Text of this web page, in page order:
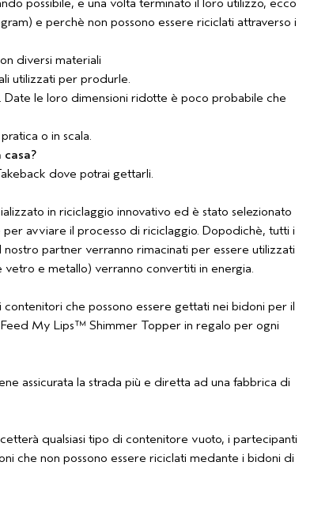
possibile, e una volta terminato il loro utilizzo, ecco
e perchè non possono essere riciclati attraverso i
diversi materiali
utilizzati per produrle.
le loro dimensioni ridotte è poco probabile che
o in scala.
dove potrai gettarli.
in riciclaggio innovativo ed è stato selezionato
avviare il processo di riciclaggio. Dopodichè, tutti i
partner verranno rimacinati per essere utilizzati
e metallo) verranno convertiti in energia.
che possono essere gettati nei bidoni per il
Feed My Lips™ Shimmer Topper in regalo per ogni
assicurata la strada più e diretta ad una fabbrica di
qualsiasi tipo di contenitore vuoto, i partecipanti
che non possono essere riciclati medante i bidoni di